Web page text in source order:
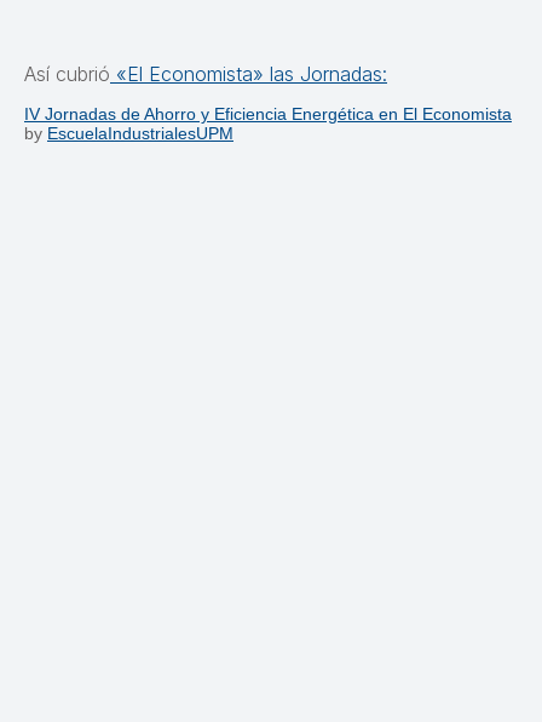
Así cubrió «El Economista» las Jornadas:
IV Jornadas de Ahorro y Eficiencia Energética en El Economista
by EscuelaIndustrialesUPM